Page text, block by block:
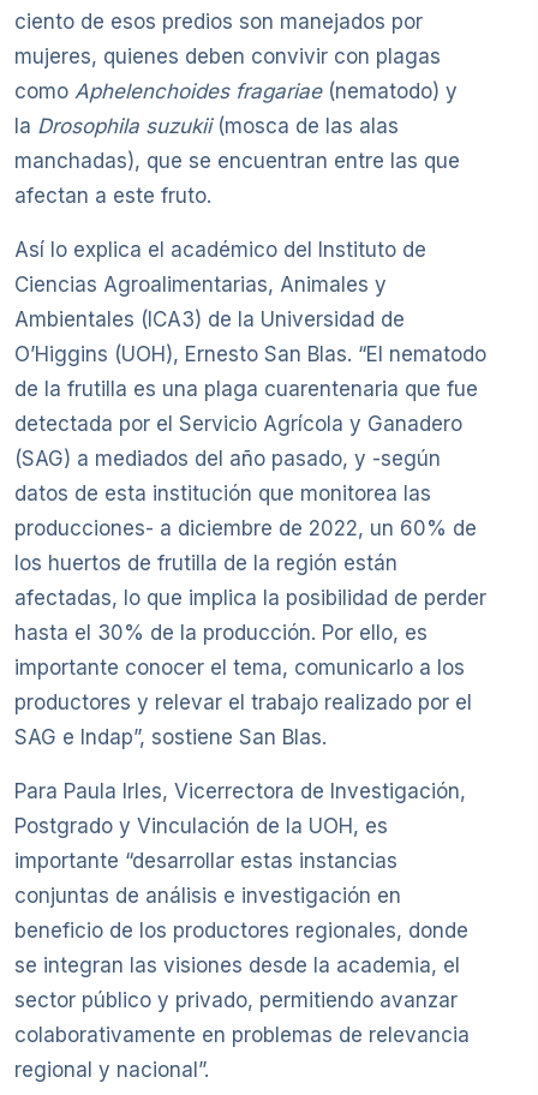
ciento de esos predios son manejados por
mujeres, quienes deben convivir con plagas
como Aphelenchoides fragariae(nematodo) y
la Drosophila suzukii(mosca de las alas
manchadas), que se encuentran entre las que
afectan a este fruto.
Así lo explica el académico del Instituto de
Ciencias Agroalimentarias, Animales y
Ambientales (ICA3) de la Universidad de
O’Higgins (UOH), Ernesto San Blas. “El nematodo
de la frutilla es una plaga cuarentenaria que fue
detectada por el Servicio Agrícola y Ganadero
(SAG) a mediados del año pasado, y -según
datos de esta institución que monitorea las
producciones- a diciembre de 2022, un 60% de
los huertos de frutilla de la región están
afectadas, lo que implica la posibilidad de perder
hasta el 30% de la producción. Por ello, es
importante conocer el tema, comunicarlo a los
productores y relevar el trabajo realizado por el
SAG e Indap”, sostiene San Blas.
Para Paula Irles, Vicerrectora de Investigación,
Postgrado y Vinculación de la UOH, es
importante “desarrollar estas instancias
conjuntas de análisis e investigación en
beneficio de los productores regionales, donde
se integran las visiones desde la academia, el
sector público y privado, permitiendo avanzar
colaborativamente en problemas de relevancia
regional y nacional”.